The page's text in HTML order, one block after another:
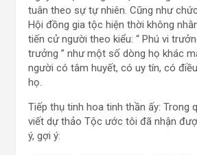
tuân theo sự tự nhiên. Cũng như
Hội đồng gia tộc hiện thời không
tiến cử người theo kiểu: “ Phú vi
trưởng ” như một số dòng họ khác
người có tâm huyết, có uy tín, có
họ.
Tiếp thụ tinh hoa tinh thần ấy: Trong
viết dự thảo Tộc ước tôi đã nhận
ý, gợi ý: